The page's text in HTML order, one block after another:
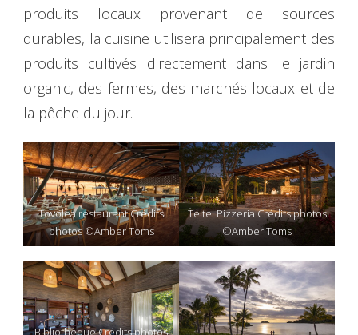
produits locaux provenant de sources
durables, la cuisine utilisera principalement des
produits cultivés directement dans le jardin
organic, des fermes, des marchés locaux et de
la pêche du jour.
Tovolea restaurant Crédits
photos ©Amber Toms
Teitei Pizzeria Crédits photos
©Amber Toms
Bibliothèque Crédits photos